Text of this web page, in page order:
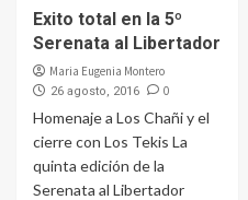
Exito total en la 5º
Serenata al Libertador
Maria Eugenia Montero
26 agosto, 2016 0
Homenaje a Los Chañi y el
cierre con Los Tekis La
quinta edición de la
Serenata al Libertador